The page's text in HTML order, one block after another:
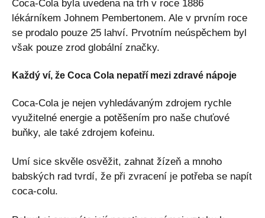
Coca-Cola byla uvedena na trh v roce 1886
lékárníkem Johnem Pembertonem. Ale v prvním roce
se prodalo pouze 25 lahví. Prvotním neúspěchem byl
však pouze zrod globální značky.
Každý ví, že Coca Cola nepatří mezi zdravé nápoje
Coca-Cola je nejen vyhledávaným zdrojem rychle
využitelné energie a potěšením pro naše chuťové
buňky, ale také zdrojem kofeinu.
Umí sice skvěle osvěžit, zahnat žízeň a mnoho
babských rad tvrdí, že při zvracení je potřeba se napít
coca-colu.